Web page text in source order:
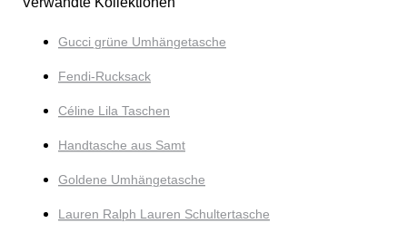
Gucci grüne Umhängetasche
Fendi-Rucksack
Céline Lila Taschen
Handtasche aus Samt
Goldene Umhängetasche
Lauren Ralph Lauren Schultertasche